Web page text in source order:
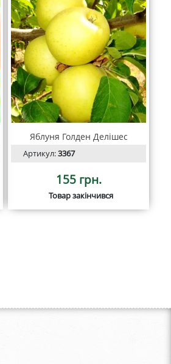
Яблуня Голден Делішес
Артикул:3367
155 грн.
Товар закінчився